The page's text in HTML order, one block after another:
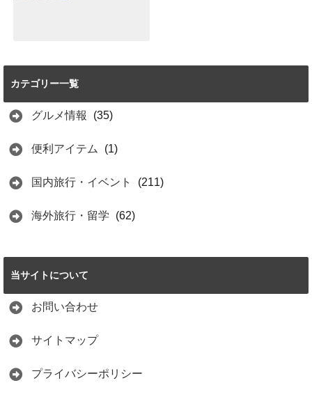
はイルカショーと
2021.06.15
カテゴリー一覧
グルメ情報 (35)
便利アイテム (1)
国内旅行・イベント (211)
海外旅行・留学 (62)
当サイトについて
お問い合わせ
サイトマップ
プライバシーポリシー